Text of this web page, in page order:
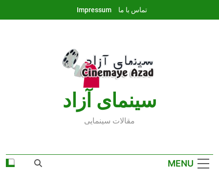
تماس با ما Impressum
سينماى آزاد
مقالات سينمايى
MENU